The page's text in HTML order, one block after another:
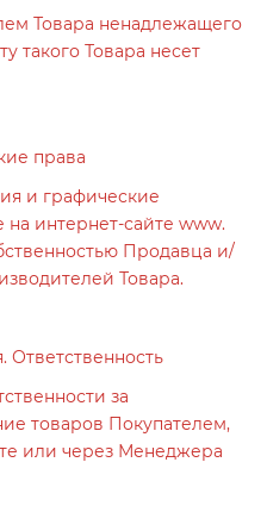
Товара ненадлежащего
такого Товара несет
права
и графические
интернет-сайте www.
Продавца и/
Товара.
Ответственность
за
товаров Покупателем,
или через Менеджера